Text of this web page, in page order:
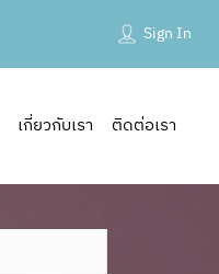
Sign In
เกี่ยวกับเรา ติดต่อเรา